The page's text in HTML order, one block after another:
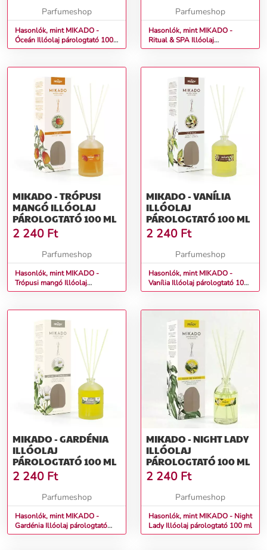
Parfumeshop
Hasonlók, mint MIKADO -
Óceán Illóolaj párologtató 100
ml
Parfumeshop
Hasonlók, mint MIKADO -
Ritual & SPA Illóolaj
párologtató 100 ml
MIKADO - TRÓPUSI
MANGÓ ILLÓOLAJ
PÁROLOGTATÓ 100 ML
2 240 Ft
Parfumeshop
Hasonlók, mint MIKADO -
Trópusi mangó Illóolaj
párologtató 100 ml
MIKADO - VANÍLIA
ILLÓOLAJ
PÁROLOGTATÓ 100 ML
2 240 Ft
Parfumeshop
Hasonlók, mint MIKADO -
Vanília Illóolaj párologtató 100
ml
MIKADO - GARDÉNIA
ILLÓOLAJ
PÁROLOGTATÓ 100 ML
2 240 Ft
Parfumeshop
Hasonlók, mint MIKADO -
Gardénia Illóolaj párologtató
100 ml
MIKADO - NIGHT LADY
ILLÓOLAJ
PÁROLOGTATÓ 100 ML
2 240 Ft
Parfumeshop
Hasonlók, mint MIKADO - Night
Lady Illóolaj párologtató 100 ml